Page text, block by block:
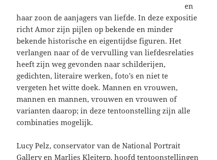
en
haar zoon de aanjagers van liefde. In deze expositie
richt Amor zijn pijlen op bekende en minder
bekende historische en eigentijdse figuren. Het
verlangen naar of de vervulling van liefdesrelaties
heeft zijn weg gevonden naar schilderijen,
gedichten, literaire werken, foto’s en niet te
vergeten het witte doek. Mannen en vrouwen,
mannen en mannen, vrouwen en vrouwen of
varianten daarop; in deze tentoonstelling zijn alle
combinaties mogelijk.
Lucy Pelz, conservator van de National Portrait
Gallery en Marlies Kleiterp, hoofd tentoonstellingen